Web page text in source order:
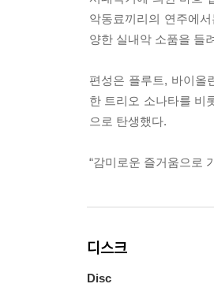
악동료끼리의 연주에
양한 실내악 소품을 들
편성은 플루트, 바이올
한 트리오 소나타를 비
으로 탄생했다.
“감미로운 즐거움으로
디스크
Disc